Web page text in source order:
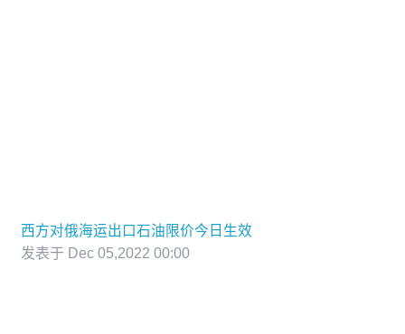
西方对俄海运出口石油限价今日生效
发表于 Dec 05,2022 00:00